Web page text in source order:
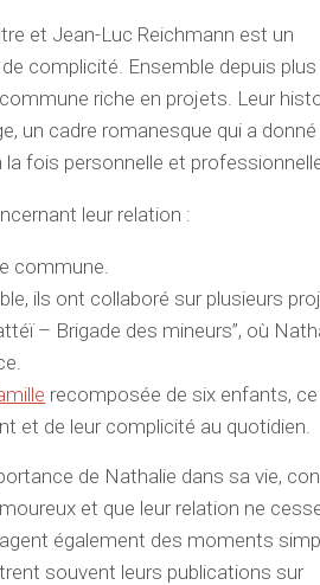
et Jean-Luc Reichmann est un
complicité. Ensemble depuis plus
riche en projets. Leur
un cadre romanesque qui a donné
fois personnelle et
leur relation :
commune.
ils ont collaboré sur plusieurs
– Brigade des mineurs”, où
recomposée de six enfants,
et de leur complicité au quotidien.
de Nathalie dans sa vie,
et que leur relation ne
également des moments
souvent leurs publications sur